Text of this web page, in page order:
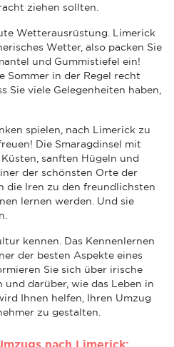
ziehen sollten.
Wetterausrüstung. Limerick
Wetter, also packen Sie
und Gummistiefel ein!
Sommer in der Regel recht
Sie viele Gelegenheiten haben,
spielen, nach Limerick zu
Die Smaragdinsel mit
sanften Hügeln und
der schönsten Orte der
die Iren zu den freundlichsten
lernen werden. Und sie
kennen. Das Kennenlernen
der besten Aspekte eines
Sie sich über irische
darüber, wie das Leben in
Ihnen helfen, Ihren Umzug
zu gestalten.
nach Limerick: